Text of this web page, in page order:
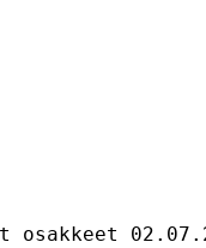
/ osake
/ osake
osakkeet